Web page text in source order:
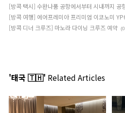
[방콕 택시] 수완나품 공항에서부터 시내까지 공
[방콕 여행] 에어프레미아 프리미엄 이코노미
[방콕 디너 크루즈] 마노라 다이닝 크루즈 예약
'태국 🇹🇭' Related Articles